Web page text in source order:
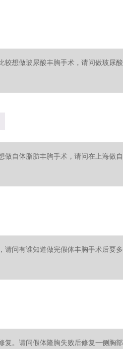
较想做玻尿酸丰胸手术，请问做玻尿酸
做自体脂肪丰胸手术，请问在上海做自
请问有谁知道做完假体丰胸手术后要多
复。请问假体隆胸失败后修复一侧胸部